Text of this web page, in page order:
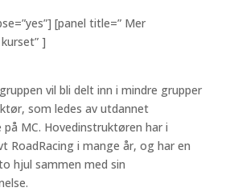
[panel title=” Mer
]
vil bli delt inn i mindre grupper
som ledes av utdannet
MC. Hovedinstruktøren har i
RoadRacing i mange år, og har en
hjul sammen med sin